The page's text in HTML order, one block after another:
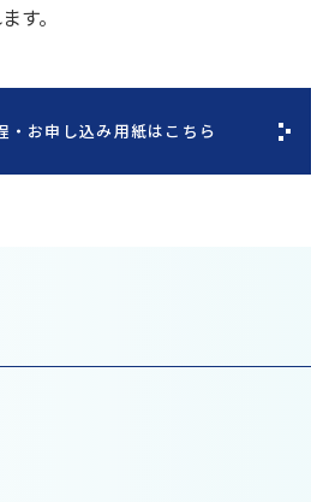
す。
・お申し込み用紙はこちら